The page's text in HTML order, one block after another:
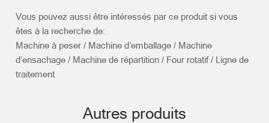
Vous pouvez aussi être intéressés par ce produit si vous
êtes à la recherche de:
Machine à peser / Machine d’emballage / Machine
d’ensachage / Machine de répartition / Four rotatif / Ligne de
traitement
Autres produits